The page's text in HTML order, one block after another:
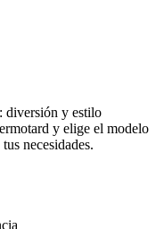
diversión y estilo
y elige el modelo
necesidades.